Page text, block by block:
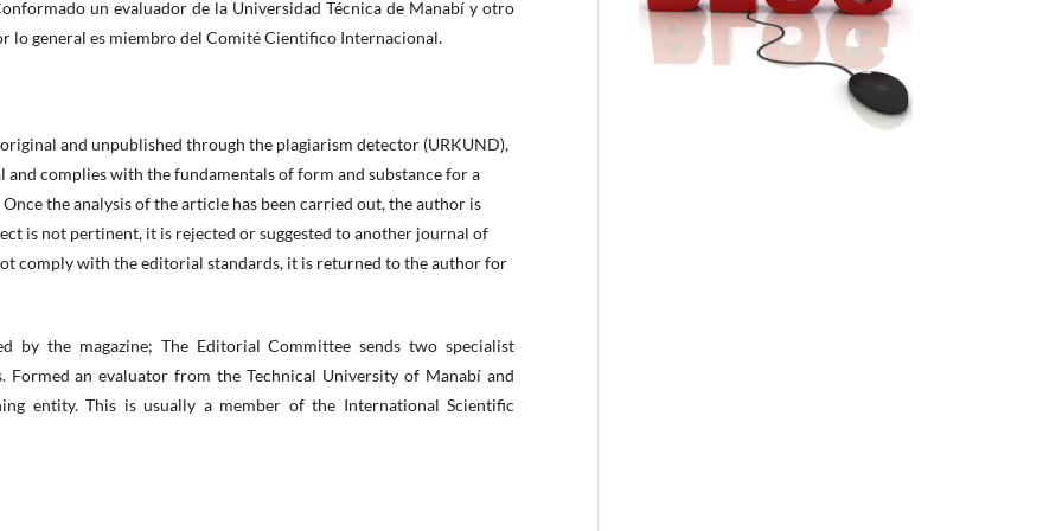
un evaluador de la Universidad Técnica de Manabí y otro
lo general es miembro del Comité Cientifico Internacional.
and unpublished through the plagiarism detector (URKUND),
complies with the fundamentals of form and substance for a
the analysis of the article has been carried out, the author is
is not pertinent, it is rejected or suggested to another journal of
comply with the editorial standards, it is returned to the author for
by the magazine; The Editorial Committee sends two specialist
Formed an evaluator from the Technical University of Manabí and
entity. This is usually a member of the International Scientific